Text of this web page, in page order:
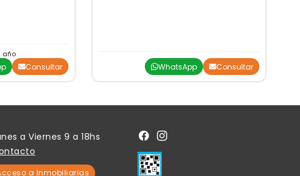
año
Consultar WhatsApp Consultar
a Viernes 9 a 18hs
a Inmobiliarias